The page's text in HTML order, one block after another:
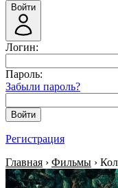
Войти
Логин:
Пароль:
Забыли пароль?
Войти
Регистрация
Главная › Фильмы ›